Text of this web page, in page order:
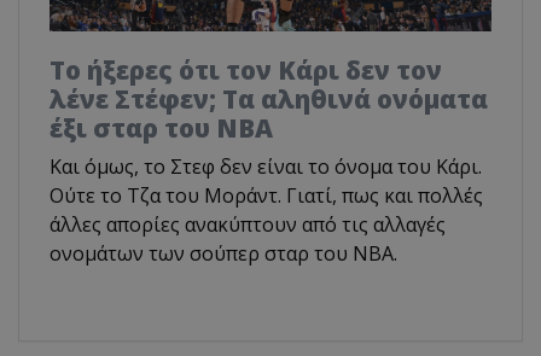
Το ήξερες ότι τον Κάρι δεν τον
λένε Στέφεν; Τα αληθινά ονόματα
έξι σταρ του NBA
Και όμως, το Στεφ δεν είναι το όνομα του Κάρι.
Ούτε το Τζα του Μοράντ. Γιατί, πως και πολλές
άλλες απορίες ανακύπτουν από τις αλλαγές
ονομάτων των σούπερ σταρ του NBA.